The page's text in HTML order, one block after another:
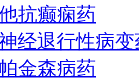
抗癫痫药
经退行性病
金森病药